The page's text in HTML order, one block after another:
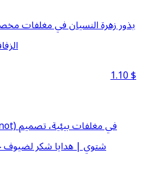
بذور زهرة النسيان في مغلفات
1.10$
شتوي | هدايا شكر لضيوف